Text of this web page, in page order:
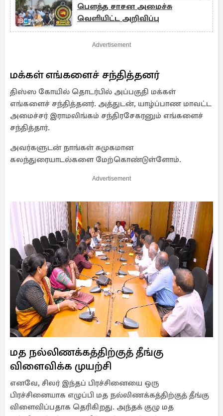
பௌத்த சாசன அமைச்சு
வெளியிட்ட அறிவிப்பு
Advertisement
மக்கள் எங்களைச் சந்தித்தனர்
திஸ்ஸ கோயில் தொடர்பில் அப்பகுதி மக்கள்
எங்களைச் சந்தித்தனர். அத்துடன், யாழ்ப்பாண மாவட்ட
அமைச்சர் இராமலிங்கம் சந்திரசேகரனும் எங்களைச்
சந்தித்தார்.
அவர்களுடன் நாங்கள் சுமுகமான
கலந்துரையாடல்களை மேற்கொண்டுள்ளோம்.
Advertisement
மத நல்லிணக்கத்திற்குத் தீங்கு
விளைவிக்க முயற்சி
எனவே, சிலர் இந்தப் பிரச்சினையை ஒரு
பிரச்சினையாக எழுப்பி மத நல்லிணக்கத்திற்குத் தீங்கு
விளைவிப்பதாக தெரிகிறது. அந்தக் குழு மத